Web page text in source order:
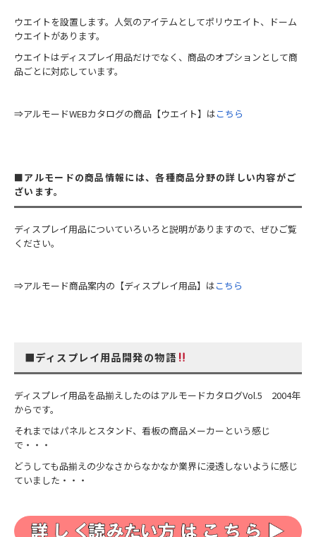
ウエイトを設置します。人気のアイテムとしてポリウエイト、ドーム
ウエイトがあります。
ウエイトはディスプレイ用品だけでなく、商品のオプションとして商
品ごとに対応しています。
⇒アルモードWEBカタログの商品【ウエイト】はこちら
■アルモードの商品情報には、各種商品分野の詳しい内容がご
ざいます。
ディスプレイ用品についていろいろと説明がありますので、ぜひご覧
ください。
⇒アルモード商品案内の【ディスプレイ用品】はこちら
■ディスプレイ用品開発の物語
ディスプレイ用品を品揃えしたのはアルモードカタログVol.5 2004年
からです。
それまではパネルとスタンド、看板の商品メーカーという感じ
で・・・
どうしても品揃えの少なさからなかなか業界に浸透しないように感じ
ていました・・・